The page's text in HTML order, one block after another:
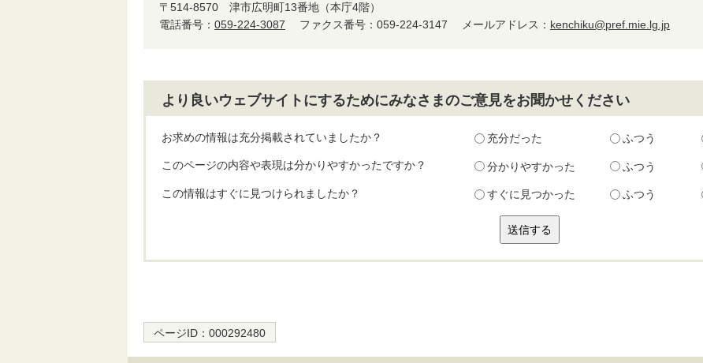
〒514-8570 津市広明町13番地（本庁4階）
電話番号： 059-224-3087 ファクス番号：059-224-3147 メールアドレス： kenchiku@pref.mie.lg.jp
より良いウェブサイトにするためにみなさまのご意見をお聞かせください
お求めの情報は充分掲載されていましたか？ 充分だった ふつう
このページの内容や表現は分かりやすかったですか？ 分かりやすかった ふつう
この情報はすぐに見つけられましたか？ すぐに見つかった ふつう
ページID： 000292480